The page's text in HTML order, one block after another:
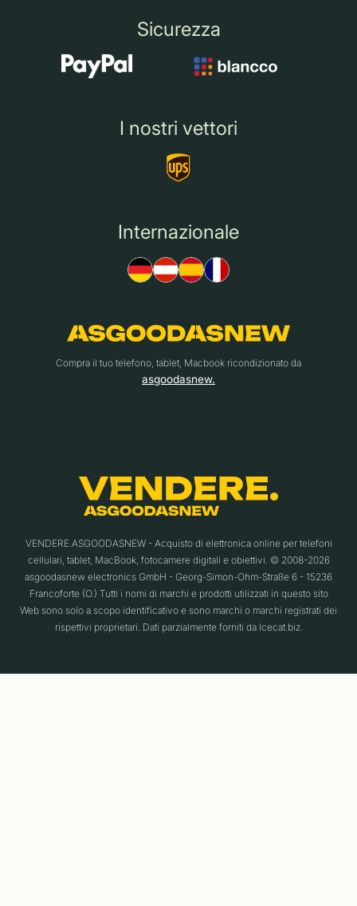
Sicurezza
I nostri vettori
Internazionale
Compra il tuo telefono, tablet, Macbook ricondizionato da
asgoodasnew.
VENDERE.ASGOODASNEW - Acquisto di elettronica online per telefoni
cellulari, tablet, MacBook, fotocamere digitali e obiettivi. © 2008-2026
asgoodasnew electronics GmbH - Georg-Simon-Ohm-Straße 6 - 15236
Francoforte (O.) Tutti i nomi di marchi e prodotti utilizzati in questo sito
Web sono solo a scopo identificativo e sono marchi o marchi registrati dei
rispettivi proprietari. Dati parzialmente forniti da Icecat.biz.